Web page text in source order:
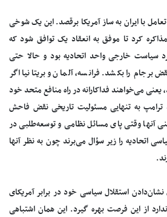
با ایران به ساز آمریکا برقصد. این یک شوخی
با ایران مذاکره کرد تا موفق به انعقاد یک توافق شود که
سیاست خارجی واحد اتحادیه بود و حالا حتی
را بکشد. فرانسه، آلمان و بریتانیا اگر
یعنی می‌خواهند فداکارانه در راه منافع متحد خود
ترامپ به تنهایی مسئولیت تاریخی نقض فاحش
آنها وقتی پای مسائل نظامی و توسعه‌طلبی در
اتحادیه را زیر سؤال می‌برند چون به نظر آنها
استقلال سیاسی خود در برابر آمریکای
از این فرصت بهره گیرد. این همان اشتباهی